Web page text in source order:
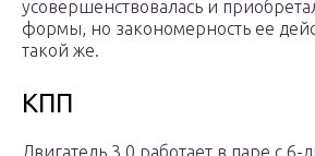
усовершенствовалась и
формы, но закономерность ее
такой же.
КПП
Двигатель 3.0 работает в паре с 6-